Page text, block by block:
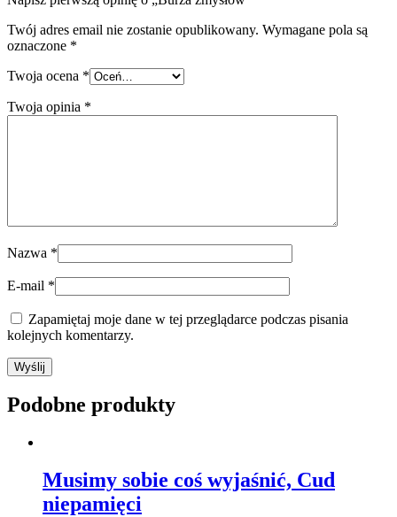
Twój adres email nie zostanie opublikowany. Wymagane pola są
oznaczone *
Twoja ocena *
Twoja opinia *
Nazwa *
E-mail *
Zapamiętaj moje dane w tej przeglądarce podczas pisania
kolejnych komentarzy.
Podobne produkty
Musimy sobie coś wyjaśnić, Cud
niepamięci